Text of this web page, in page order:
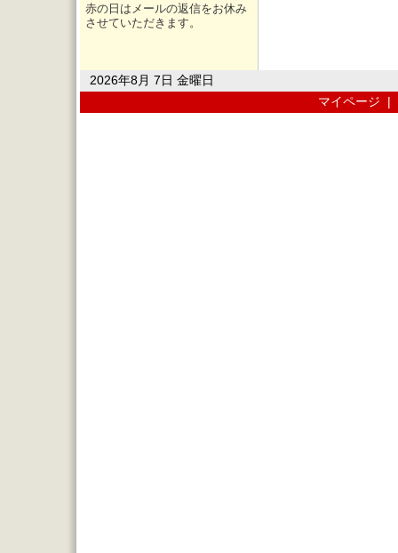
赤の日はメールの返信をお休み
させていただきます。
2026年8月 7日 金曜日
マイページ